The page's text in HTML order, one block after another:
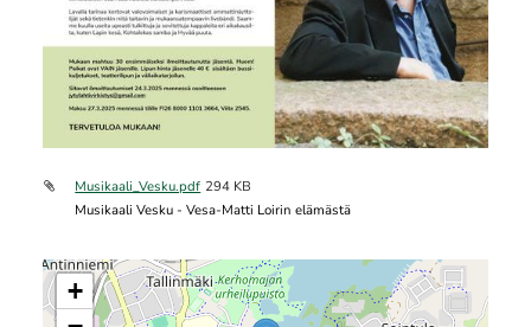
Musikaali_Vesku.pdf 294 KB
Musikaali Vesku - Vesa-Matti Loirin elämästä
+